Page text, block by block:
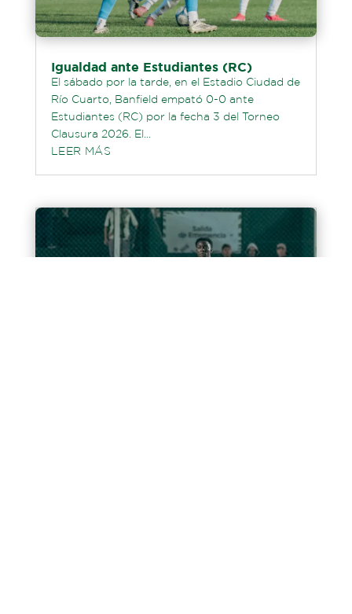
Igualdad ante Estudiantes (RC)
El sábado por la tarde, en el Estadio Ciudad de
Río Cuarto, Banfield empató 0-0 ante
Estudiantes (RC) por la fecha 3 del Torneo
Clausura 2026. El...
LEER MÁS